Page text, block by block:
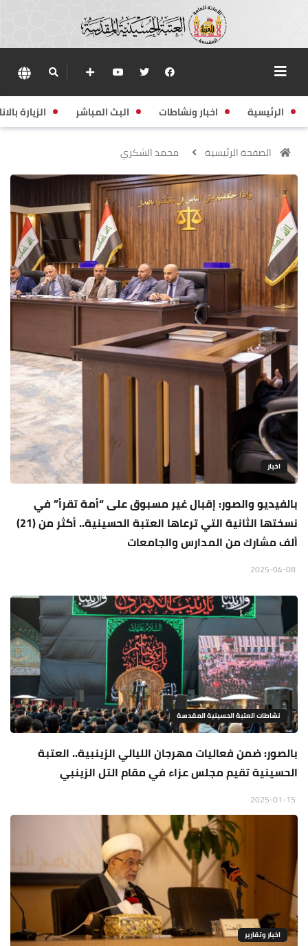
الرئيسية اخبار ونشاطات البث المباشر الزيارة
الصفحة الرئيسية محمد الشكري
اخبار
بالفيديو والصور: إقبال غير مسبوق على “أمة تقرأ” في
نسختها الثانية التي ترعاها العتبة الحسينية.. أكثر من (21)
ألف مشارك من المدارس والجامعات
نشاطات العتبة الحسينية المقدسة
بالصور: ضمن فعاليات مهرجان الليالي الزينبية.. العتبة
الحسينية تقيم مجلس عزاء في مقام التل الزينبي
اخبار وتقارير